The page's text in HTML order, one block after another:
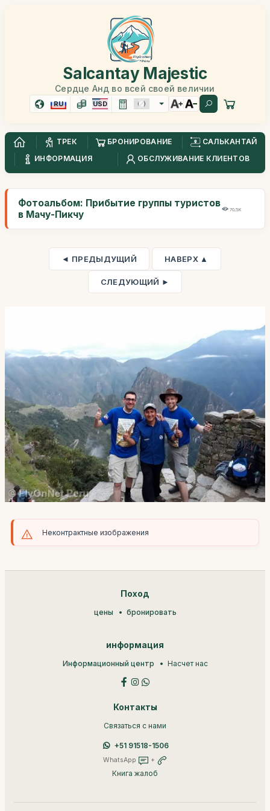
Salcantay Majestic
Сердце Анд во всей своей величии
RU USD
ТРЕК БРОНИРОВАНИЕ
САЛЬКАНТАЙ
ИНФОРМАЦИЯ
ОБСЛУЖИВАНИЕ КЛИЕНТОВ
Фотоальбом: Прибытие группы туристов
в Мачу-Пикчу
70,5K
◄ ПРЕДЫДУЩИЙ НАВЕРХ ▲
СЛЕДУЮЩИЙ ►
Неконтрактные изображения
Поход
цены бронировать
информация
Информационный центр Насчет нас
Контакты
Связаться с нами
+51 91518-1506
WhatsApp +
Книга жалоб